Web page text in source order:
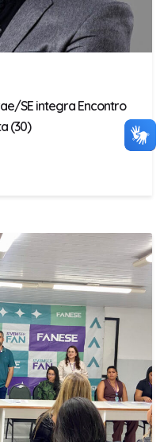
SE integra Encontro
(30)